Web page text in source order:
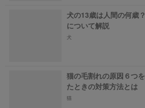
犬の13歳は人間の何歳
について解説
犬
猫の毛割れの原因６つ
たときの対策方法とは
猫